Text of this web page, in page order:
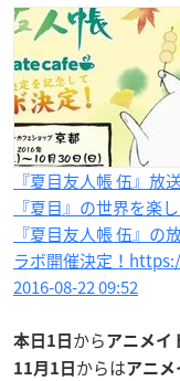
『夏目友人帳 伍』放
『夏目』の世界を楽
『夏目友人帳 伍』の
ラボ開催決定！
2016-08-22 09:52
本日1日 から アニメイ
11月1日 からはアニメ